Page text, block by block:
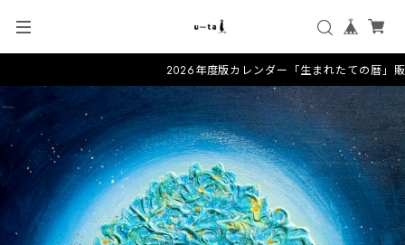
2026年度版カレンダー「生まれたての暦」販